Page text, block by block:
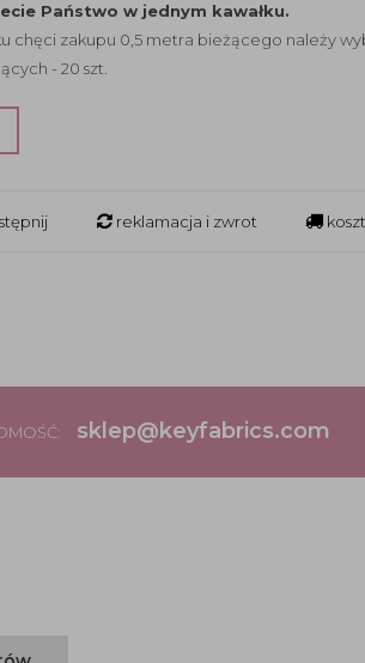
Państwo w jednym kawałku.
chęci zakupu 0,5 metra bieżącego należy
- 20 szt.
reklamacja i zwrot
sklep@keyfabrics.com